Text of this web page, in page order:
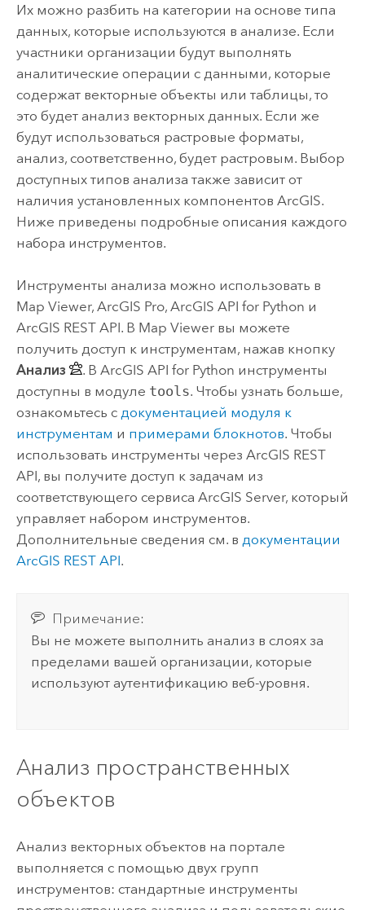
Их можно разбить на категории на основе типа
данных, которые используются в анализе. Если
участники организации будут выполнять
аналитические операции с данными, которые
содержат векторные объекты или таблицы, то
это будет анализ векторных данных. Если же
будут использоваться растровые форматы,
анализ, соответственно, будет растровым. Выбор
доступных типов анализа также зависит от
наличия установленных компонентов ArcGIS.
Ниже приведены подробные описания каждого
набора инструментов.
Инструменты анализа можно использовать в
Map Viewer, ArcGIS Pro, ArcGIS API for Python и
ArcGIS REST API. В Map Viewerвы можете
получить доступ к инструментам, нажав кнопку
Анализ
. В ArcGIS API for Python инструменты
доступны в модуле tools. Чтобы узнать больше,
ознакомьтесь с документацией модуля к
инструментам и примерами блокнотов. Чтобы
использовать инструменты через ArcGIS REST
API, вы получите доступ к задачам из
соответствующего сервиса ArcGIS Server, который
управляет набором инструментов.
Дополнительные сведения см. в документации
ArcGIS REST API.
Примечание:
Вы не можете выполнить анализ в слоях за
пределами вашей организации, которые
используют аутентификацию веб-уровня.
Анализ пространственных
объектов
Анализ векторных объектов на портале
выполняется с помощью двух групп
инструментов: стандартные инструменты